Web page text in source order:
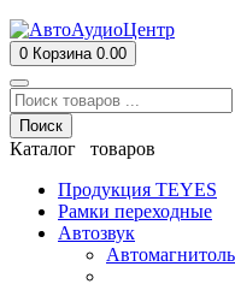
0 Корзина 0.00
Поиск
Каталог товаров
Продукция TEYES
Рамки переходные
Автозвук